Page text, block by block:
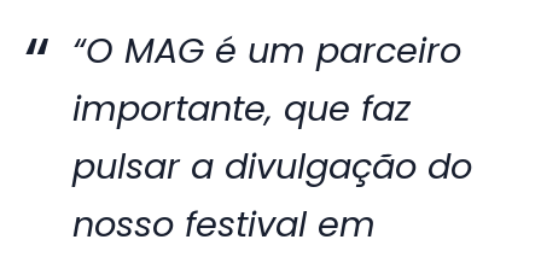
“O MAG é um parceiro
importante, que faz
pulsar a divulgação do
nosso festival em